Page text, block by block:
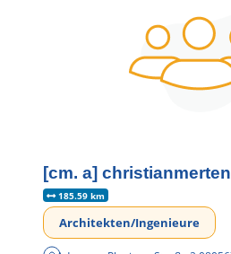
[cm. a]
185.59 km
Architekten/Ingenieure